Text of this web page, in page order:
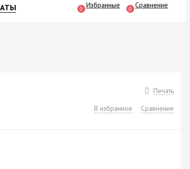
0 Избранные 0 Сравнение
Печать
В избранное Сравнение